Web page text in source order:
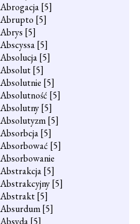
Abrogacja[5]
Abrupto [5]
Abrys [5]
Abscyssa[5]
Absolucja[5]
Absolut[5]
Absolutnie [5]
Absolutność [5]
Absolutny[5]
Absolutyzm[5]
Absorbcja[5]
Absorbować [5]
Absorbowanie
Abstrakcja[5]
Abstrakcyjny[5]
Abstrakt[5]
Absurdum[5]
Absyda[5]